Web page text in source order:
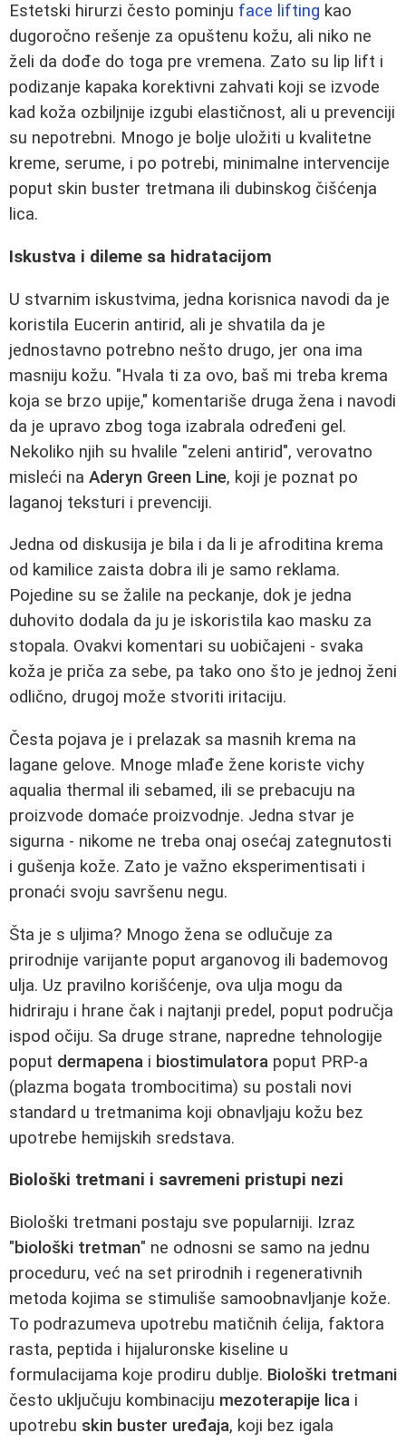
Estetski hirurzi često pominju face lifting kao
dugoročno rešenje za opuštenu kožu, ali niko ne
želi da dođe do toga pre vremena. Zato su lip lift i
podizanje kapaka korektivni zahvati koji se izvode
kad koža ozbiljnije izgubi elastičnost, ali u prevenciji
su nepotrebni. Mnogo je bolje uložiti u kvalitetne
kreme, serume, i po potrebi, minimalne intervencije
poput skin buster tretmana ili dubinskog čišćenja
lica.
Iskustva i dileme sa hidratacijom
U stvarnim iskustvima, jedna korisnica navodi da je
koristila Eucerin antirid, ali je shvatila da je
jednostavno potrebno nešto drugo, jer ona ima
masniju kožu. "Hvala ti za ovo, baš mi treba krema
koja se brzo upije," komentariše druga žena i navodi
da je upravo zbog toga izabrala određeni gel.
Nekoliko njih su hvalile "zeleni antirid", verovatno
misleći na Aderyn Green Line, koji je poznat po
laganoj teksturi i prevenciji.
Jedna od diskusija je bila i da li je afroditina krema
od kamilice zaista dobra ili je samo reklama.
Pojedine su se žalile na peckanje, dok je jedna
duhovito dodala da ju je iskoristila kao masku za
stopala. Ovakvi komentari su uobičajeni - svaka
koža je priča za sebe, pa tako ono što je jednoj ženi
odlično, drugoj može stvoriti iritaciju.
Česta pojava je i prelazak sa masnih krema na
lagane gelove. Mnoge mlađe žene koriste vichy
aqualia thermal ili sebamed, ili se prebacuju na
proizvode domaće proizvodnje. Jedna stvar je
sigurna - nikome ne treba onaj osećaj zategnutosti
i gušenja kože. Zato je važno eksperimentisati i
pronaći svoju savršenu negu.
Šta je s uljima? Mnogo žena se odlučuje za
prirodnije varijante poput arganovog ili bademovog
ulja. Uz pravilno korišćenje, ova ulja mogu da
hidriraju i hrane čak i najtanji predel, poput područja
ispod očiju. Sa druge strane, napredne tehnologije
poput dermapena i biostimulatora poput PRP-a
(plazma bogata trombocitima) su postali novi
standard u tretmanima koji obnavljaju kožu bez
upotrebe hemijskih sredstava.
Biološki tretmani i savremeni pristupi nezi
Biološki tretmani postaju sve popularniji. Izraz
"biološki tretman" ne odnosni se samo na jednu
proceduru, već na set prirodnih i regenerativnih
metoda kojima se stimuliše samoobnavljanje kože.
To podrazumeva upotrebu matičnih ćelija, faktora
rasta, peptida i hijaluronske kiseline u
formulacijama koje prodiru dublje. Biološki tretmani
često uključuju kombinaciju mezoterapije lica i
upotrebu skin buster uređaja, koji bez igala